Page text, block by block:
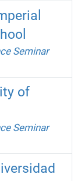
Seminar
of
Seminar